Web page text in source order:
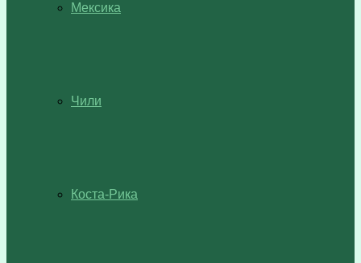
Мексика
Чили
Коста-Рика